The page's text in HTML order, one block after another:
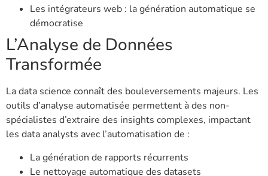
Les intégrateurs web : la génération automatique se
démocratise
L’Analyse de Données
Transformée
La data science connaît des bouleversements majeurs. Les
outils d’analyse automatisée permettent à des non-
spécialistes d’extraire des insights complexes, impactant
les data analysts avec l’automatisation de :
La génération de rapports récurrents
Le nettoyage automatique des datasets